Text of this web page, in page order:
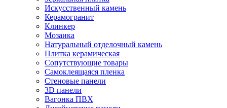
Искусственный камень
Керамогранит
Клинкер
Мозаика
Натуральный отделочный камень
Плитка керамическая
Сопутствующие товары
Самоклеящаяся пленка
Стеновые панели
3D панели
Вагонка ПВХ